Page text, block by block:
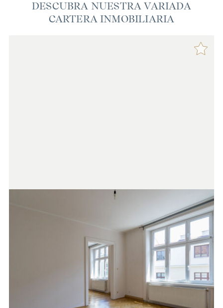
DESCUBRA NUESTRA VARIADA
CARTERA INMOBILIARIA